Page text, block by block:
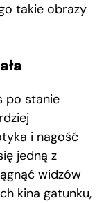
takie obrazy
po stanie
i nagość
jedną z
widzów
kina gatunku,